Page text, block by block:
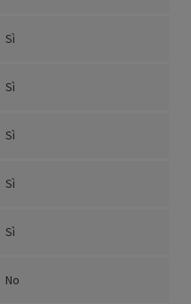
Sì
Sì
Sì
Sì
Sì
No